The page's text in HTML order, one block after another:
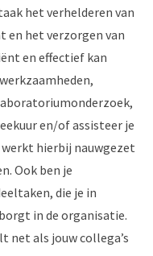
het verhelderen van
en het verzorgen van
en effectief kan
en/of assisteer je
hierbij nauwgezet
Ook ben je
die je in
in de organisatie.
net als jouw collega’s